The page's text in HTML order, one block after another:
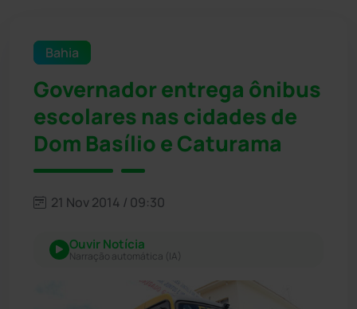
Bahia
Governador entrega ônibus
escolares nas cidades de
Dom Basílio e Caturama
21 Nov 2014 / 09:30
Ouvir Notícia
Narração automática (IA)